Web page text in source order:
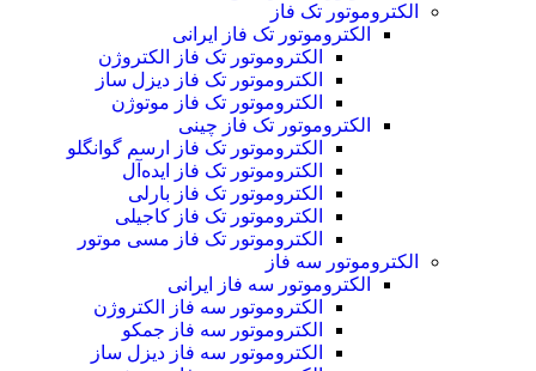
الکتروموتور تک فاز
الکتروموتور تک فاز ایرانی
الکتروموتور تک فاز الکتروژن
الکتروموتور تک فاز دیزل ساز
الکتروموتور تک فاز موتوژن
الکتروموتور تک فاز چینی
الکتروموتور تک فاز ارسم گوانگلو
الکتروموتور تک فاز ایده‌آل
الکتروموتور تک فاز بارلی
الکتروموتور تک فاز کاجیلی
الکتروموتور تک فاز مسی موتور
الکتروموتور سه فاز
الکتروموتور سه فاز ایرانی
الکتروموتور سه فاز الکتروژن
الکتروموتور سه فاز جمکو
الکتروموتور سه فاز دیزل ساز